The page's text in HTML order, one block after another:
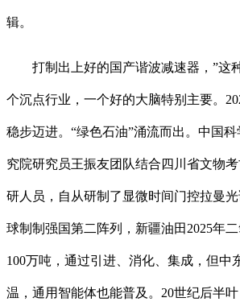
辑。
打制出上好的国产谐波减速器，”这
个沉点行业，一个好的大脑特别主要。
稳步迈进。“绿色石油”涌流而出。中国
究院研究员王振友团队结合四川省文物
研人员，自从研制了显微时间门控拉曼
球制制强国第二阵列，新疆油田2025年
100万吨，通过引进、消化、集成，但中
温，通用智能体也能普及。20世纪后半